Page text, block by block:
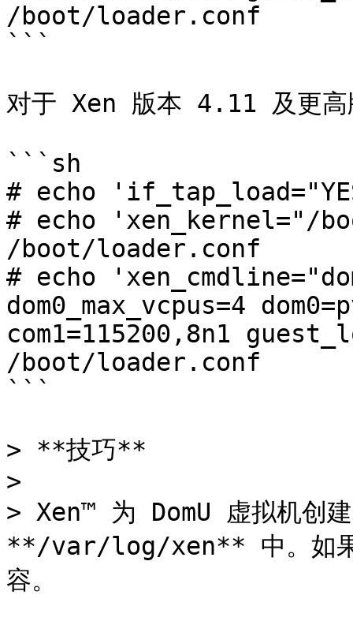
/boot/loader.conf
```
对于 Xen 版本 4.11 及更高
```sh
# echo
# echo 'xen_kernel="/
/boot/loader.conf
# echo
dom0_max_vcpus=4
com1=115200,8n1
/boot/loader.conf
```
> **技巧**
>
> Xen™ 为 DomU 虚拟机创
**/var/log/xen** 中。如果
容。